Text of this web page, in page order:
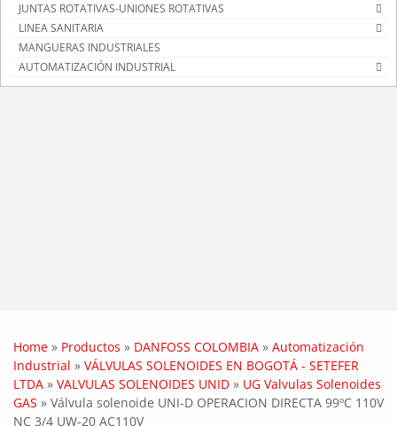
JUNTAS ROTATIVAS-UNIONES ROTATIVAS
LINEA SANITARIA
MANGUERAS INDUSTRIALES
AUTOMATIZACIÓN INDUSTRIAL
Home » Productos » DANFOSS COLOMBIA » Automatización
Industrial » VÁLVULAS SOLENOIDES EN BOGOTÁ - SETEFER
LTDA » VALVULAS SOLENOIDES UNID » UG Valvulas Solenoides
GAS » Válvula solenoide UNI-D OPERACION DIRECTA 99ºC 110V
NC 3/4 UW-20 AC110V